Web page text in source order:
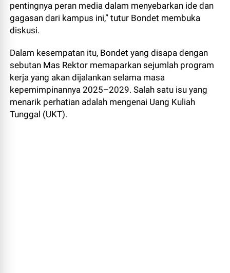
pentingnya peran media dalam menyebarkan ide dan
gagasan dari kampus ini,” tutur Bondet membuka
diskusi.
Dalam kesempatan itu, Bondet yang disapa dengan
sebutan Mas Rektor memaparkan sejumlah program
kerja yang akan dijalankan selama masa
kepemimpinannya 2025–2029. Salah satu isu yang
menarik perhatian adalah mengenai Uang Kuliah
Tunggal (UKT).